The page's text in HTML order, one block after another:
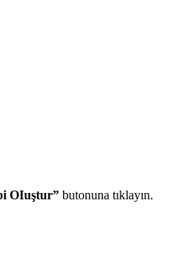
OIuştur” butonuna tıklayın.